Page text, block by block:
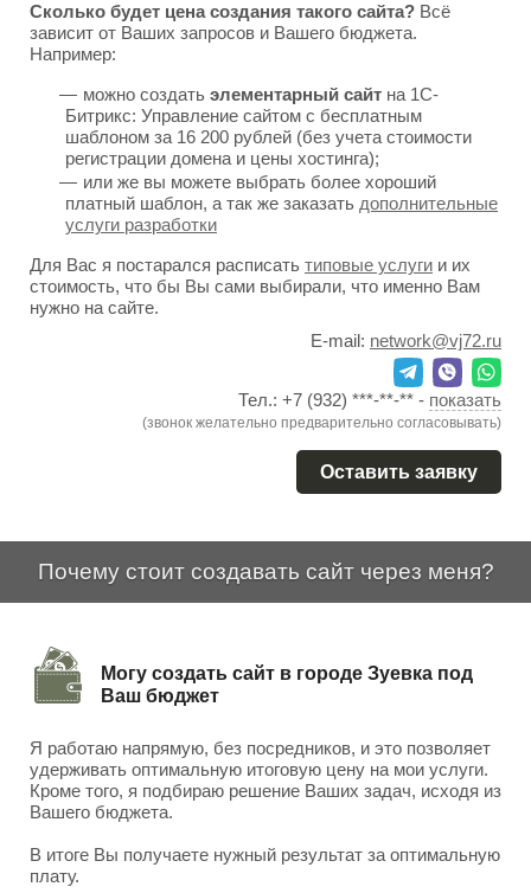
Сколько будет цена создания такого сайта? Всё
зависит от Ваших запросов и Вашего бюджета.
Например:
можно создать элементарный сайт на 1С-
Битрикс: Управление сайтом с бесплатным
шаблоном за 16 200 рублей (без учета стоимости
регистрации домена и цены хостинга);
или же вы можете выбрать более хороший
платный шаблон, а так же заказать дополнительные
услуги разработки
Для Вас я постарался расписать типовые услуги и их
стоимость, что бы Вы сами выбирали, что именно Вам
нужно на сайте.
E-mail: network@vj72.ru
Тел.: +7 (932) ***-**-** - показать
(звонок желательно предварительно согласовывать)
Оставить заявку
Почему стоит создавать сайт через меня?
Могу создать сайт в городе Зуевка под
Ваш бюджет
Я работаю напрямую, без посредников, и это позволяет
удерживать оптимальную итоговую цену на мои услуги.
Кроме того, я подбираю решение Ваших задач, исходя из
Вашего бюджета.
В итоге Вы получаете нужный результат за оптимальную
плату.